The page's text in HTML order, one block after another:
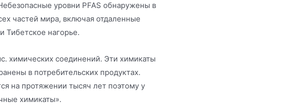
уровни PFAS обнаружены в
частей мира, включая отдаленные
Тибетское нагорье.
химических соединений. Эти химикаты
в потребительских продуктах.
на протяжении тысяч лет поэтому у
химикаты».